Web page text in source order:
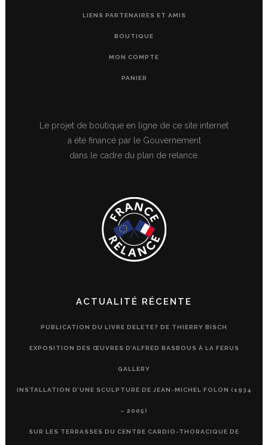
LIENS PARTENAIRES ET AMIS
BOUTIQUE
MON COMPTE
PANIER
Le projet de boutique en ligne de ce site internet
a été financé par le Gouvernement
dans le cadre du plan de relance.
ACTUALITÉ RÉCENTE
PUBLICATION DU LIVRE DELETE? DE THIERRY BISCH
EXPOSITION DES ŒUVRES D’ALFRED BASBOUS À LA FERUS
GALLERY
INSTALLATION D’UNE SCULPTURE DE JEAN-MICHEL FOLON (1934
– 2005)
SUR LES TERRASSES DU CENTRE CARDIO-THORACIQUE DE